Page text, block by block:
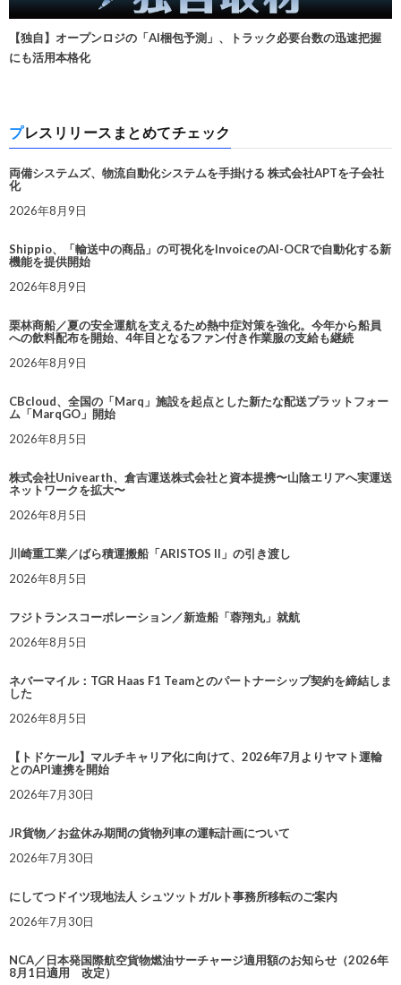
【独自】オープンロジの「AI梱包予測」、トラック必要台数の迅速把握
にも活用本格化
プレスリリースまとめてチェック
両備システムズ、物流自動化システムを手掛ける 株式会社APTを子会社
化
2026年8月9日
Shippio、「輸送中の商品」の可視化をInvoiceのAI-OCRで自動化する新
機能を提供開始
2026年8月9日
栗林商船／夏の安全運航を支えるため熱中症対策を強化。今年から船員
への飲料配布を開始、4年目となるファン付き作業服の支給も継続
2026年8月9日
CBcloud、全国の「Marq」施設を起点とした新たな配送プラットフォー
ム「MarqGO」開始
2026年8月5日
株式会社Univearth、倉吉運送株式会社と資本提携〜山陰エリアへ実運送
ネットワークを拡大〜
2026年8月5日
川崎重工業／ばら積運搬船「ARISTOS II」の引き渡し
2026年8月5日
フジトランスコーポレーション／新造船「蓉翔丸」就航
2026年8月5日
ネバーマイル：TGR Haas F1 Teamとのパートナーシップ契約を締結しま
した
2026年8月5日
【トドケール】マルチキャリア化に向けて、2026年7月よりヤマト運輸
とのAPI連携を開始
2026年7月30日
JR貨物／お盆休み期間の貨物列車の運転計画について
2026年7月30日
にしてつドイツ現地法人 シュツットガルト事務所移転のご案内
2026年7月30日
NCA／日本発国際航空貨物燃油サーチャージ適用額のお知らせ（2026年
8月1日適用 改定）